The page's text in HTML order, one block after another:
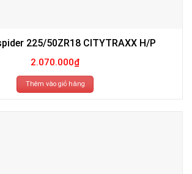
225/50ZR18 CITYTRAXX H/P
2.070.000₫
Thêm vào giỏ hàng